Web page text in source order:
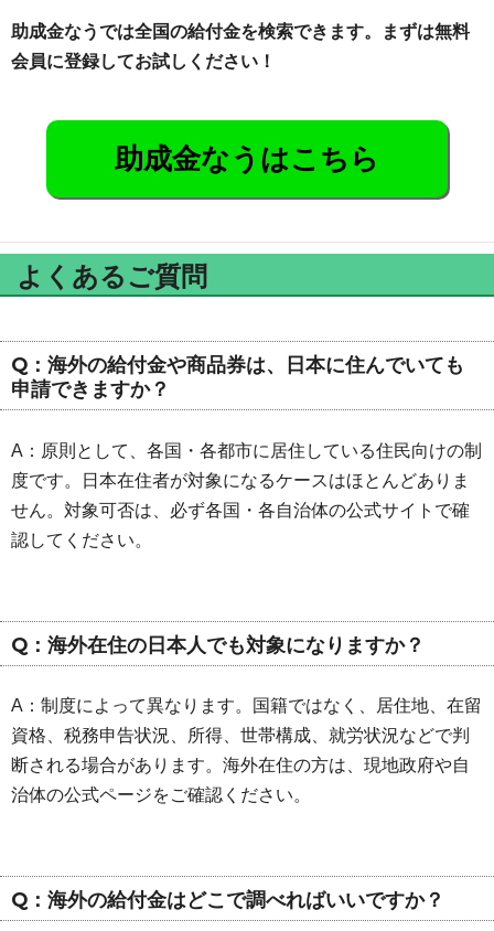
助成金なうでは全国の給付金を検索できます。まずは無料
会員に登録してお試しください！
助成金なうはこちら
よくあるご質問
Q：海外の給付金や商品券は、日本に住んでいても
申請できますか？
A：原則として、各国・各都市に居住している住民向けの制
度です。日本在住者が対象になるケースはほとんどありま
せん。対象可否は、必ず各国・各自治体の公式サイトで確
認してください。
Q：海外在住の日本人でも対象になりますか？
A：制度によって異なります。国籍ではなく、居住地、在留
資格、税務申告状況、所得、世帯構成、就労状況などで判
断される場合があります。海外在住の方は、現地政府や自
治体の公式ページをご確認ください。
Q：海外の給付金はどこで調べればいいですか？